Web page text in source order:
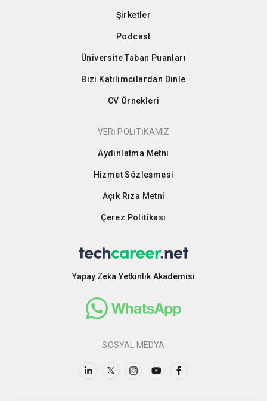
Şirketler
Podcast
Üniversite Taban Puanları
Bizi Katılımcılardan Dinle
CV Örnekleri
VERİ POLİTİKAMIZ
Aydınlatma Metni
Hizmet Sözleşmesi
Açık Rıza Metni
Çerez Politikası
Yapay Zeka Yetkinlik Akademisi
SOSYAL MEDYA